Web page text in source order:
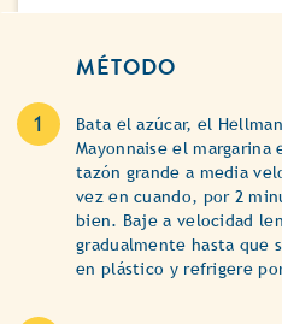
MÉTODO
Bata el azúcar, el
Mayonnaise el
tazón grande a media
vez en cuando, por 2
bien. Baje a velocidad
gradualmente hasta que
en plástico y refrigere